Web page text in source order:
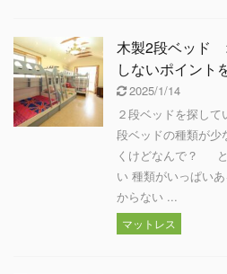
木製2段ベッド
しないポイント
2025/1/14
２段ベッドを探し
段ベッドの種類が
くけどなんで？ と
い 種類がいっぱい
からない ...
マットレス